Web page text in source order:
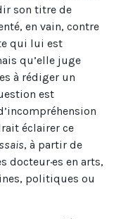
son titre de
en vain, contre
qui lui est
qu’elle juge
à rédiger un
est
éclairer ce
, à partir de
docteur·es en arts,
politiques ou